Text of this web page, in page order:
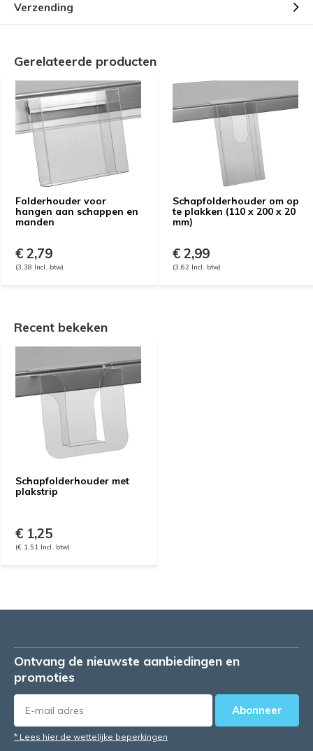
Verzending
Gerelateerde producten
Folderhouder voor
hangen aan schappen en
manden
€ 2,79
(3,38 Incl. btw)
Schapfolderhouder om op
te plakken (110 x 200 x 20
mm)
€ 2,99
(3,62 Incl. btw)
Recent bekeken
Schapfolderhouder met
plakstrip
€ 1,25
(€ 1,51 Incl. btw)
Ontvang de nieuwste aanbiedingen en
promoties
Abonneer
* Lees hier de wettelijke beperkingen